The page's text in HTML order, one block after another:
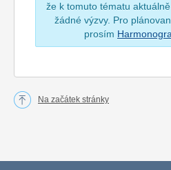
že k tomuto tématu
žádné výzvy. Pro
prosím
Na začátek stránky